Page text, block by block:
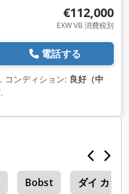
€112,000
EXW VB 消費税別
電話する
, コンディション: 良好（中
,
Bobst ダイ カッ